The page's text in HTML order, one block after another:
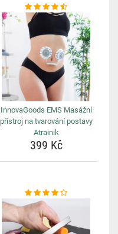
InnovaGoods EMS Masážní
přístroj na tvarování postavy
Atrainik
399 Kč